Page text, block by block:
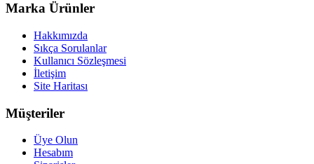
Marka Ürünler
Hakkımızda
Sıkça Sorulanlar
Kullanıcı Sözleşmesi
İletişim
Site Haritası
Müşteriler
Üye Olun
Hesabım